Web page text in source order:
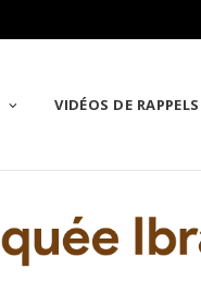
VIDÉOS DE RAPPELS